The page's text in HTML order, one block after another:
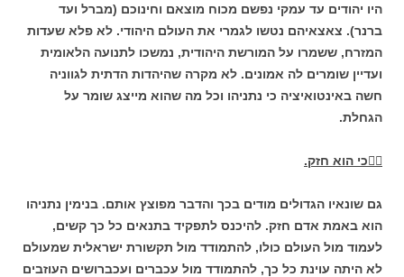
היו יהודים עד עמקי נפשם מכוח מוצאם וחינוכם (מברל ועד
ברנר). צאצאיהם נטשו לגמרי את העולם היהודי. לא פלא שעדות
המזרח, ששמרו על המורשת היהודית, נמשכו לתנועה הלאומית
ועדיין שומרים לה אמונים. לא מקרה שהיהדות הדתית לגווניה
חשה באינטואיציה כי נתניהו וכל מה שהוא מייצג שומר על
הגחלת.
כי הוא חזק.
גם שונאיו הגדולים מודים בכך והדבר מפוצץ אותם. בנימין נתניהו
הוא באמת אדם חזק. להיכנס לתפקיד בתנאים כל כך קשים,
לעמוד מול העולם כולו, להתמודד מול תקשורת ישראלית שמעולם
לא היתה עוינת כל כך, להתמודד מול עכברים ועכברושים העוזבים